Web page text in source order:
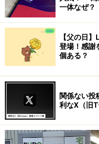
そして今では、コンテ
ていますよね。土俵は企
俵を使って情報を発信し
ザーです。ブログもそ
一体なぜ？
【父の日
登場！感謝
個ある？
関係ない投
利なX（旧